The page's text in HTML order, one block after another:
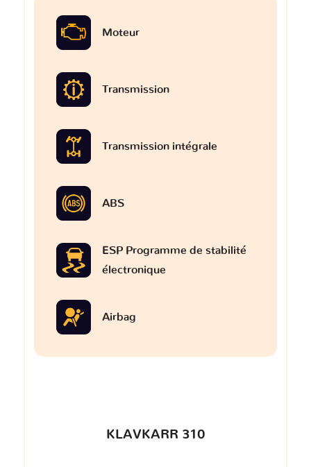
Moteur
Transmission
Transmission intégrale
ABS
ESP Programme de stabilité
électronique
Airbag
KLAVKARR 310